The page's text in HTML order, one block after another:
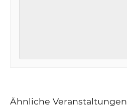
Ähnliche Veranstaltungen